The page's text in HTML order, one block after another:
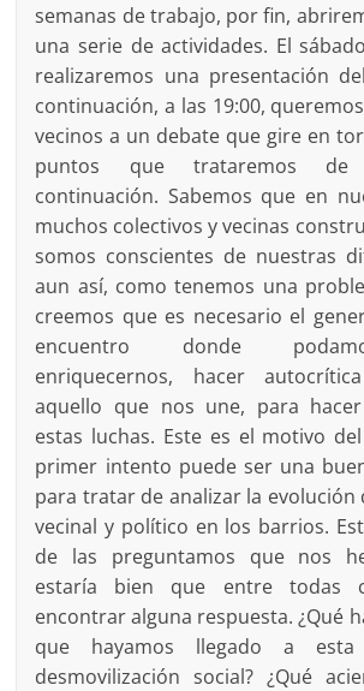
semanas de trabajo, por fin,
una serie de actividades. El
realizaremos una presentación
continuación, a las 19:00,
vecinos a un debate que gire en
puntos que trataremos
continuación. Sabemos que en
muchos colectivos y vecinas
somos conscientes de nuestras
aun así, como tenemos una
creemos que es necesario el
encuentro donde
enriquecernos, hacer
aquello que nos une, para
estas luchas. Este es el motivo
primer intento puede ser una
para tratar de analizar la evolución
vecinal y político en los barrios.
de las preguntamos que nos
estaría bien que entre todas
encontrar alguna respuesta. ¿Qué
que hayamos llegado a
desmovilización social? ¿Qué